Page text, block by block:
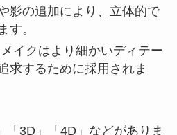
影の追加により、立体的で
す。
イクはより細かいディテー
求するために採用されま
「3D」「4D」などがありま